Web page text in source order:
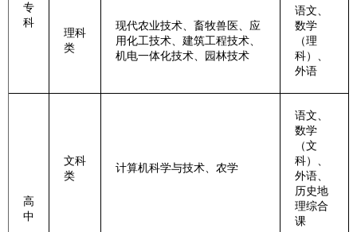
专
科
理科
类
现代农业技术、畜牧兽医、应
用化工技术、建筑工程技术、
机电一体化技术、园林技术
语文、
数学
（理
科）、
外语
高
中
文科
类
计算机科学与技术、农学
语文、
数学
（文
科）、
外语、
历史地
理综合
课